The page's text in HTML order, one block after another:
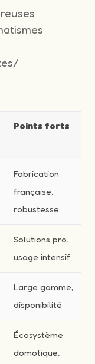
Points forts
Fabrication
française,
robustesse
Solutions pro,
usage intensif
Large gamme,
disponibilité
Écosystème
domotique,